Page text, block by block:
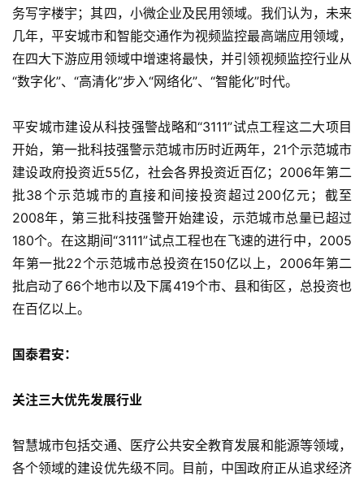
务写字楼宇；其四，小微企业及民用领域。我们认为，未来
几年，平安城市和智能交通作为视频监控最高端应用领域，
在四大下游应用领域中增速将最快，并引领视频监控行业从
“数字化”、“高清化”步入“网络化”、“智能化”时代。
平安城市建设从科技强警战略和“3111”试点工程这二大项目
开始，第一批科技强警示范城市历时近两年，21个示范城市
建设政府投资近55亿，社会各界投资近百亿；2006年第二
批38个示范城市的直接和间接投资超过200亿元；截至
2008年，第三批科技强警开始建设，示范城市总量已超过
180个。在这期间“3111”试点工程也在飞速的进行中，2005
年第一批22个示范城市总投资在150亿以上，2006年第二
批启动了66个地市以及下属419个市、县和街区，总投资也
在百亿以上。
国泰君安：
关注三大优先发展行业
智慧城市包括交通、医疗公共安全教育发展和能源等领域，
各个领域的建设优先级不同。目前，中国政府正从追求经济